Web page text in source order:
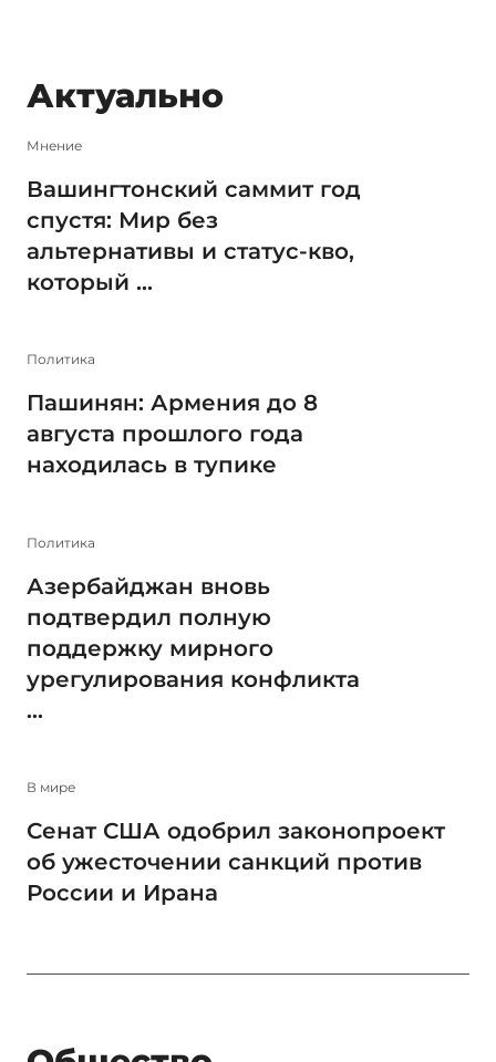
Актуально
Мнение
Вашингтонский саммит год
спустя: Мир без
альтернативы и статус-кво,
который ...
Политика
Пашинян: Армения до 8
августа прошлого года
находилась в тупике
Политика
Азербайджан вновь
подтвердил полную
поддержку мирного
урегулирования конфликта
...
В мире
Сенат США одобрил законопроект
об ужесточении санкций против
России и Ирана